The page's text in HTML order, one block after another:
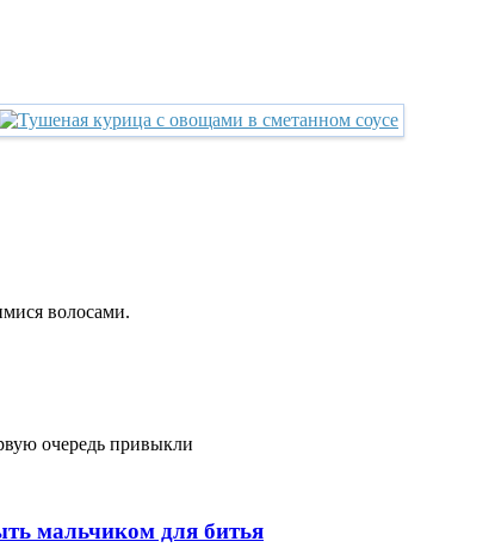
волосами.
очередь привыкли
мальчиком для битья